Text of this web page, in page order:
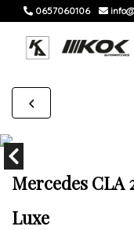
0657060106
Mercedes CLA
Luxe